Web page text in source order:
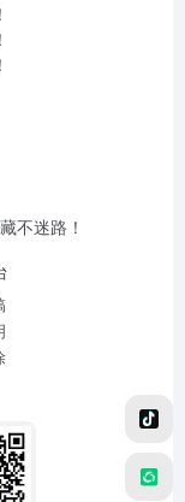
不迷路！